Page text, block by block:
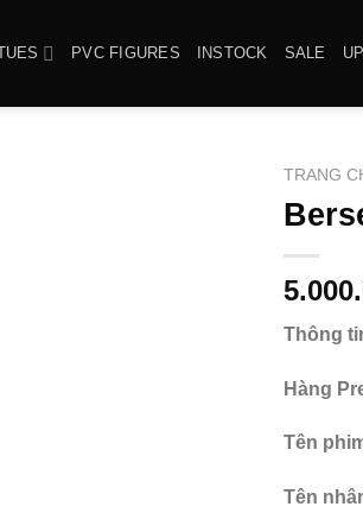
PVC FIGURES INSTOCK SALE
TRANG
Thông
Hàng
Tên
Tên